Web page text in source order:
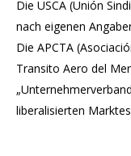
Die USCA (Unión
nach eigenen
Die APCTA
Transito Aero del
liberalisierten